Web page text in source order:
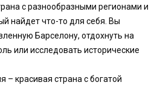
с разнообразными регионами и
найдет что-то для себя. Вы
Барселону, отдохнуть на
или исследовать исторические
– красивая страна с богатой